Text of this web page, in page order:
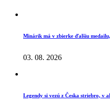
Minárik má v zbierke ďalšiu
03. 08. 2026
Legendy si vezú z Česka striebro,